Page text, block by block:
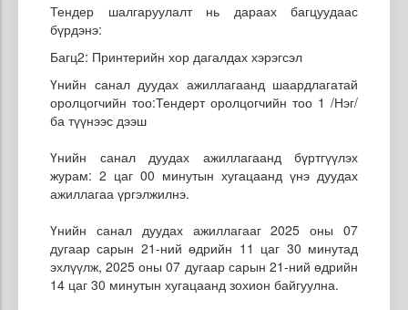
Тендер шалгаруулалт нь дараах багцуудаас
бүрдэнэ:
Багц2: Принтерийн хор дагалдах хэрэгсэл
Үнийн санал дуудах ажиллагаанд шаардлагатай
оролцогчийн тоо:Тендерт оролцогчийн тоо 1 /Нэг/
ба түүнээс дээш
Үнийн санал дуудах ажиллагаанд бүртгүүлэх
журам: 2 цаг 00 минутын хугацаанд үнэ дуудах
ажиллагаа үргэлжилнэ.
Үнийн санал дуудах ажиллагааг 2025 оны 07
дугаар сарын 21-ний өдрийн 11 цаг 30 минутад
эхлүүлж, 2025 оны 07 дугаар сарын 21-ний өдрийн
14 цаг 30 минутын хугацаанд зохион байгуулна.